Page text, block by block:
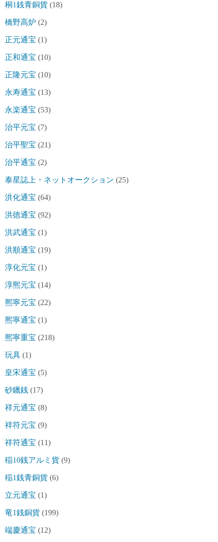
桐1銭青銅貨 (18)
橋野高炉 (2)
正元通宝 (1)
正和通宝 (10)
正隆元宝 (10)
永寿通宝 (13)
永楽通宝 (53)
治平元宝 (7)
治平聖宝 (21)
治平通宝 (2)
泰星誌上・ネットオークション (25)
洪化通宝 (64)
洪徳通宝 (92)
洪武通宝 (1)
洪順通宝 (19)
淳化元宝 (1)
淳熈元宝 (14)
熈寧元宝 (22)
熈寧通宝 (1)
熈寧重宝 (218)
玩具 (1)
皇宋通宝 (5)
砂鑞銭 (17)
祥元通宝 (8)
祥符元宝 (9)
祥符通宝 (11)
稲10銭アルミ貨 (9)
稲1銭青銅貨 (6)
立元通宝 (1)
竜1銭銅貨 (199)
端慶通宝 (12)